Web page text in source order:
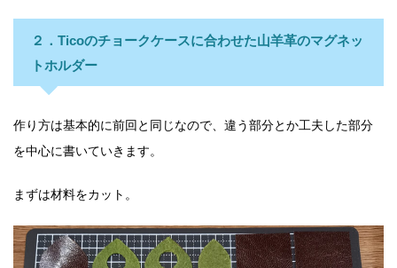
２．Ticoのチョークケースに合わせた山羊革のマグネッ
トホルダー
作り方は基本的に前回と同じなので、違う部分とか工夫した部分
を中心に書いていきます。
まずは材料をカット。